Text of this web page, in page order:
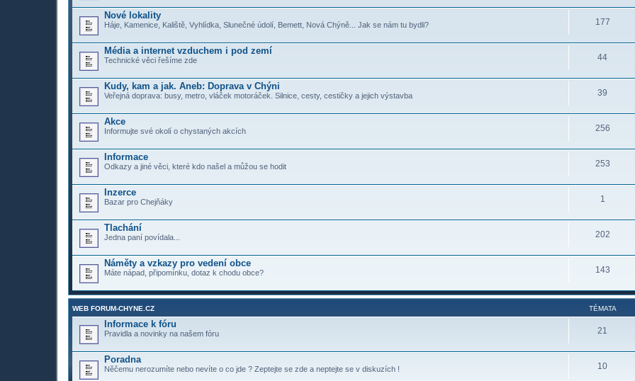
Nové lokality
Háje, Kamenice, Kaliště, Vyhlídka, Slunečné údolí, Bemett, Nová Chýně... Jak se nám tu bydli? 177
Média a internet vzduchem i pod zemí
Technické věci řešíme zde 44
Kudy, kam a jak. Aneb: Doprava v Chýni
Veřejná doprava: busy, metro, vláček motoráček. Silnice, cesty, cestičky a jejich výstavba 39
Akce
Informujte své okolí o chystaných akcích 256
Informace
Odkazy a jiné věci, které kdo našel a můžou se hodit 253
Inzerce
Bazar pro Chejňáky 1
Tlachání
Jedna paní povídala... 202
Náměty a vzkazy pro vedení obce
Máte nápad, připomínku, dotaz k chodu obce? 143
WEB FORUM-CHYNE.CZ TÉMATA
Informace k fóru
Pravidla a novinky na našem fóru 21
Poradna
Něčemu nerozumíte nebo nevíte o co jde ? Zeptejte se zde a neptejte se v diskuzích ! 10